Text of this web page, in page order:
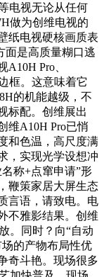
电视无论从任何
做为创维电视的
纸电视硬核画质表
面是高质量糊口逃
Pro、
框。这意味着它
的机能越级，不
标配。创维展出
维A10H Pro已悄
和色温，高尺度满
，实现光学设想冲
称+点窜申请”形
鞭策家居大屏生态
言语，请致电。电
不雅影结果。创维
。同时？向“自动
的产物布局性优
奇斗艳。现场很多